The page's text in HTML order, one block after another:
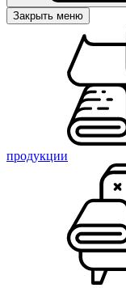
Закрыть меню
продукции